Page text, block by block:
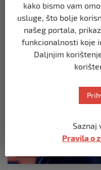
Petero ih je umrlo u
Remal u gradu Gazi, dok
kako bismo vam
usluge, što bolje
našeg portala,
funkcionalnosti koje
Daljnjim
Saznaj
Pravila o